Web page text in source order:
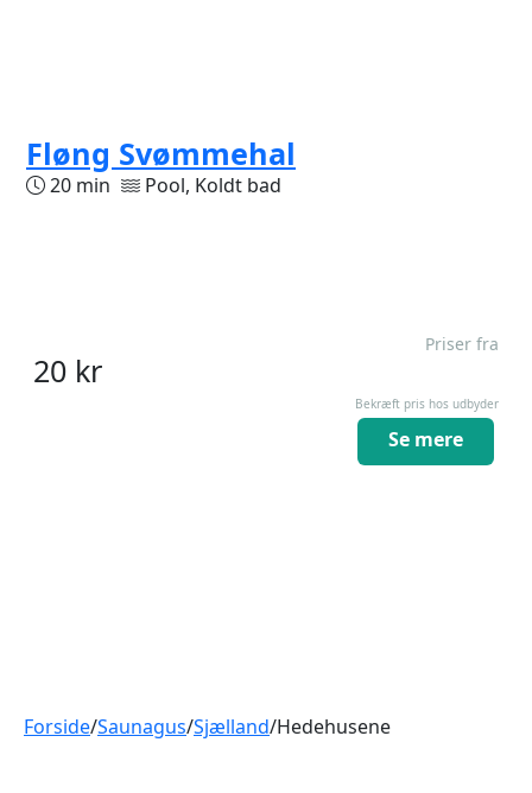
Fløng Svømmehal
20 min Pool, Koldt bad
Priser fra
20 kr
Bekræft pris hos udbyder
Se mere
Forside/Saunagus/Sjælland/Hedehusene